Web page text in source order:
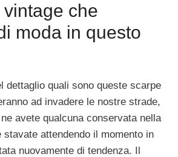
che
moda in questo
dettaglio quali sono queste scarpe
ad invadere le nostre strade,
avete qualcuna conservata nella
attendendo il momento in
nuovamente di tendenza. Il